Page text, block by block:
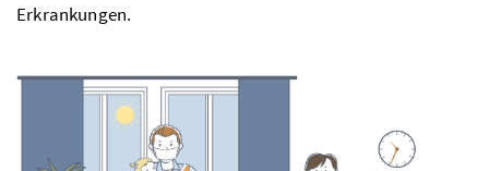
Erkrankungen.